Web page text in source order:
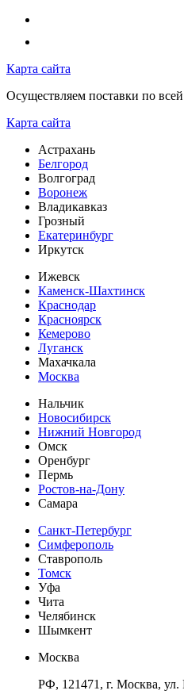
Карта сайта
Осуществляем поставки по
Карта сайта
Астрахань
Белгород
Волгоград
Воронеж
Владикавказ
Грозный
Екатеринбург
Иркутск
Ижевск
Каменск-Шахтинск
Краснодар
Красноярск
Кемерово
Луганск
Махачкала
Москва
Нальчик
Новосибирск
Нижний Новгород
Омск
Оренбург
Пермь
Ростов-на-Дону
Самара
Санкт-Петербург
Симферополь
Ставрополь
Томск
Уфа
Чита
Челябинск
Шымкент
Москва
РФ, 121471, г. Москва, ул.